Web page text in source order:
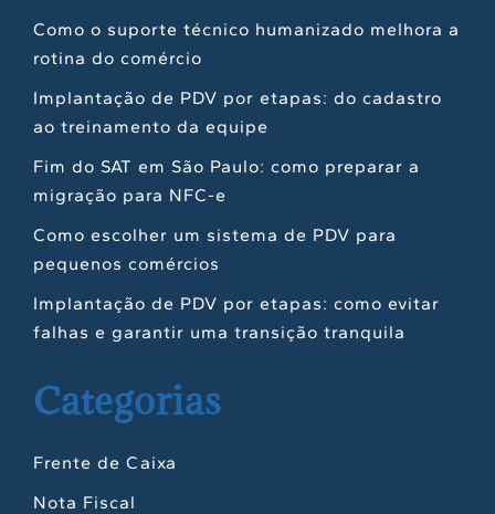
Como o suporte técnico humanizado melhora a
rotina do comércio
Implantação de PDV por etapas: do cadastro
ao treinamento da equipe
Fim do SAT em São Paulo: como preparar a
migração para NFC-e
Como escolher um sistema de PDV para
pequenos comércios
Implantação de PDV por etapas: como evitar
falhas e garantir uma transição tranquila
Categorias
Frente de Caixa
Nota Fiscal